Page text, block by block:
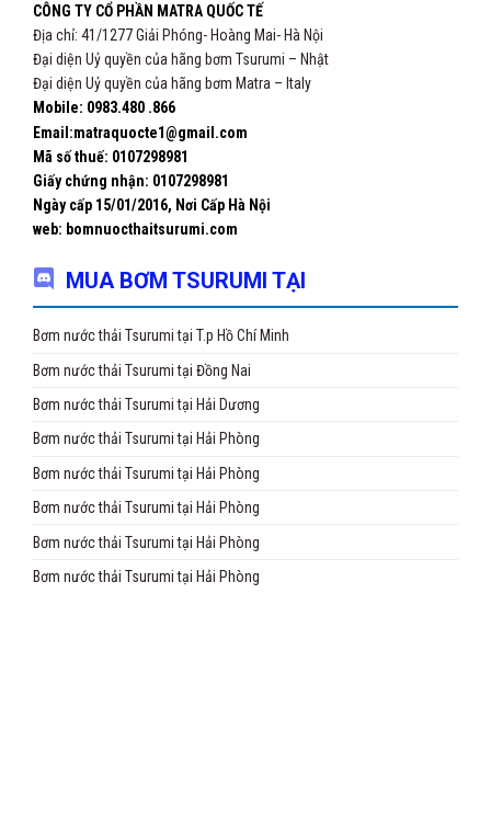
CÔNG TY CỔ PHẦN MATRA QUỐC TẾ
Địa chỉ: 41/1277 Giải Phóng- Hoàng Mai- Hà Nội
Đại diện Uỷ quyền của hãng bơm Tsurumi – Nhật
Đại diện Uỷ quyền của hãng bơm Matra – Italy
Mobile: 0983.480 .866
Email:matraquocte1@gmail.com
Mã số thuế: 0107298981
Giấy chứng nhận: 0107298981
Ngày cấp 15/01/2016, Nơi Cấp Hà Nội
web: bomnuocthaitsurumi.com
MUA BƠM TSURUMI TẠI
Bơm nước thải Tsurumi tại T.p Hồ Chí Minh
Bơm nước thải Tsurumi tại Đồng Nai
Bơm nước thải Tsurumi tại Hải Dương
Bơm nước thải Tsurumi tại Hải Phòng
Bơm nước thải Tsurumi tại Hải Phòng
Bơm nước thải Tsurumi tại Hải Phòng
Bơm nước thải Tsurumi tại Hải Phòng
Bơm nước thải Tsurumi tại Hải Phòng